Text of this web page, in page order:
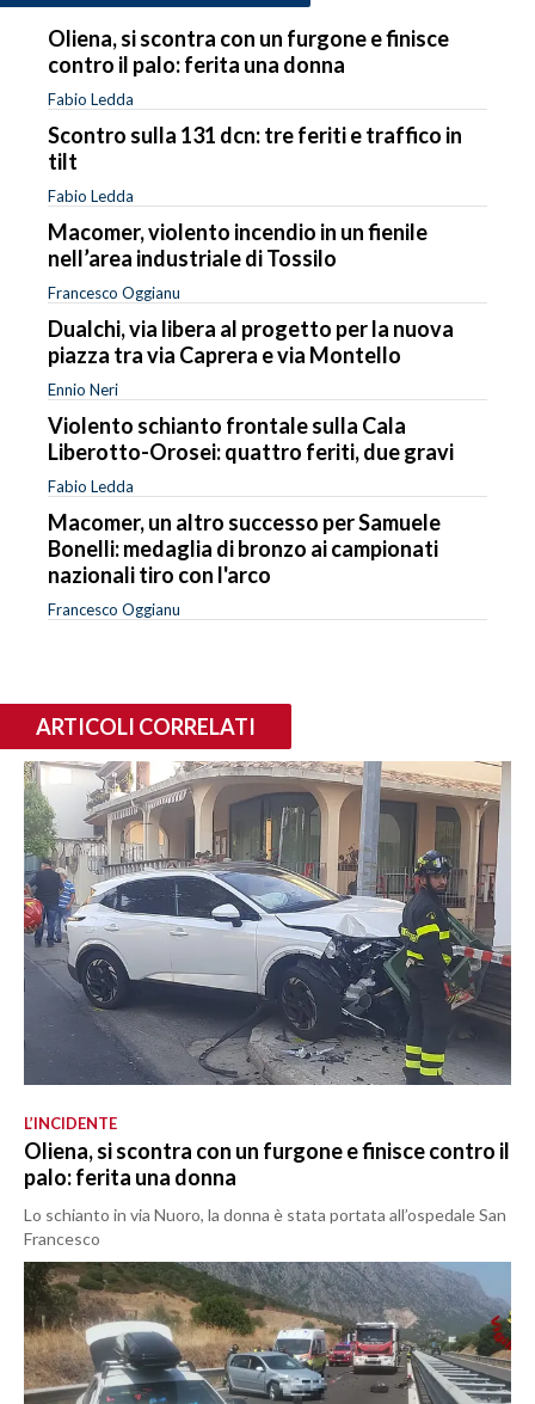
Oliena, si scontra con un furgone e finisce
contro il palo: ferita una donna
Fabio Ledda
Scontro sulla 131 dcn: tre feriti e traffico in
tilt
Fabio Ledda
Macomer, violento incendio in un fienile
nell’area industriale di Tossilo
Francesco Oggianu
Dualchi, via libera al progetto per la nuova
piazza tra via Caprera e via Montello
Ennio Neri
Violento schianto frontale sulla Cala
Liberotto-Orosei: quattro feriti, due gravi
Fabio Ledda
Macomer, un altro successo per Samuele
Bonelli: medaglia di bronzo ai campionati
nazionali tiro con l'arco
Francesco Oggianu
ARTICOLI CORRELATI
L’INCIDENTE
Oliena, si scontra con un furgone e finisce contro il
palo: ferita una donna
Lo schianto in via Nuoro, la donna è stata portata all’ospedale San
Francesco